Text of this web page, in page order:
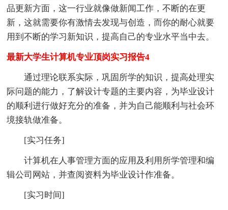
品更新方面，这一行业就像做新闻工作，不断的在更
新，这就需要你有激情去发现与创造，而你的耐心就要
用到不断的学习新知识，提高自己的专业水平当中去。
最新大学生计算机专业顶岗实习报告4
通过理论联系实际，巩固所学的知识，提高处理实
际问题的能力，了解设计专题的主要内容，为毕业设计
的顺利进行做好充分的准备，并为自己能顺利与社会环
境接轨做准备。
[实习任务]
计算机在人事管理方面的应用及利用所学管理和编
辑公司网站，并查阅资料为毕业设计作准备。
[实习时间]